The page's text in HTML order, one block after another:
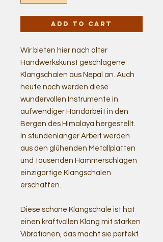
Add to Cart
Wir bieten hier nach alter
Handwerkskunst geschlagene
Klangschalen aus Nepal an. Auch
heute noch werden diese
wundervollen Instrumente in
aufwendiger Handarbeit in den
Bergen des Himalaya hergestellt.
In stundenlanger Arbeit werden
aus den glühenden Metallplatten
und tausenden Hammerschlägen
einzigartige Klangschalen
erschaffen.
Diese schöne Klangschale ist hat
einen kraftvollen Klang mit starken
Vibrationen, das macht sie perfekt